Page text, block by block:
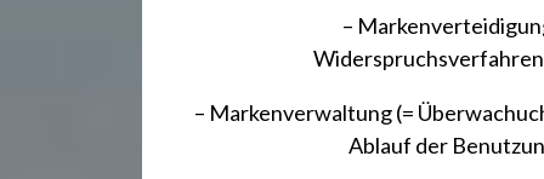
–
– Markenverwaltung (=
Ablauf der